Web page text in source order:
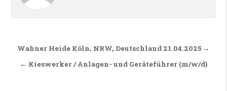
Beitragsnavigation
Wahner Heide Köln, NRW, Deutschland 21.04.2025 →
← Kieswerker / Anlagen- und Geräteführer (m/w/d)